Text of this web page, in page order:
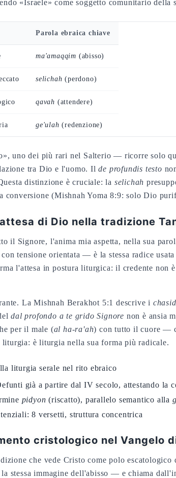
«Israele» come soggetto comunitario della
Parola ebraica chiave
ma'amaqqim (abisso)
selichah (perdono)
qavah (attendere)
ge'ulah (redenzione)
tra Dio e l'uomo. Ilde profundis testo
distinzione è cruciale: la selichah
(Mishnah Yoma 8:9: solo Dio
di Dio nella tradizione
il Signore, l'anima mia aspetta, nella sua
l'attesa in postura liturgica: il credente non
La Mishnah Berakhot 5:1 descrive i
dal profondo a te grido Signore non è ansia
per il male (al ha-ra'ah) con tutto il cuore —
liturgia: è liturgia nella sua forma più radicale.
liturgia serale nel rito ebraico
già a partire dal IV secolo, attestando la
pidyon (riscatto), parallelo semantico alla
8 versetti, struttura concentrica
cristologico nel Vangelo
che vede Cristo come polo
la stessa immagine dell'abisso — e chiama